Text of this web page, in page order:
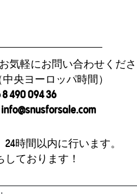
気軽にお問い合わせくだ
中央ヨーロッパ時間）
8 490 094 36
info@snusforsale.com
時間以内に行います。
ております！